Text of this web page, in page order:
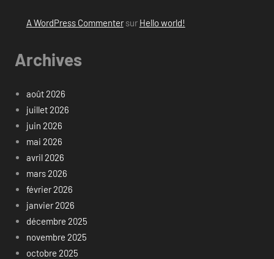
A WordPress Commentersur Hello world!
Archives
août 2026
juillet 2026
juin 2026
mai 2026
avril 2026
mars 2026
février 2026
janvier 2026
décembre 2025
novembre 2025
octobre 2025